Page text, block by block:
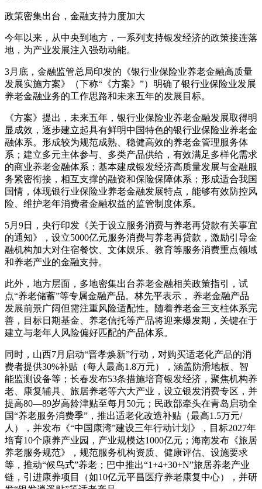
政策密集出台，金融支持力度加大
今年以来，从中央到地方，一系列支持银发经济的政策接连落
地，为产业发展注入强劲动能。
3月底，金融监管总局印发的《银行业保险业养老金融高质量
发展实施方案》（下称“《方案》”）明确了银行业保险业发展
养老金融业务的工作思路和未来五年的发展目标。
《方案》提出，未来五年，银行业保险业养老金融发展取得明
显成效，逐步建立起具有鲜明中国特色的银行业保险业养老金
融体系。形成较为规范成熟、稳健高效的养老金管理服务体
系；建立多元主体参与、多类产品供给，有效满足多样化需求
的商业养老金融体系；基本建成银发经济高质量发展与金融服
务紧密衔接，相互支撑的融资和保险保障体系；形成适合我国
国情，体现银行业保险业养老金融发展特点，能够有效防控风
险、维护老年消费者金融权益的监管制度体系。
5月9日，央行印发《关于设立服务消费与养老再贷款有关事宜
的通知》，设立5000亿元服务消费与养老再贷款，激励引导金
融机构加大对住宿餐饮、文体娱乐、教育等服务消费重点领域
和养老产业的金融支持。
此外，地方层面，多地密集出台养老金融相关政策指引，试
点“养老储蓄”等专属金融产品。林先平表示， 养老金融产品
发展前景广阔但需注重风险适配性。随着养老金三支柱体系完
善，目标日期基金、养老信托等产品将迎来爆发期，关键在于
建立与老年人风险偏好匹配的产品体系。
同时，山西7月启动“晋孝焕新”行动，对购买适老化产品的消
费者提供30%补贴（每人最高1.8万元），涵盖防滑地板、智
能监测设备等；长春发布53条措施培育银发经济，聚焦机构养
老、康复辅具、旅居养老等六大产业，设立银发消费专区，并
提高80—89岁高龄津贴至每月50元；民政部牵头在青岛启动全
国“养老服务消费季”，推出适老化改造补贴（最高1.5万元/
人），并发布《“中国康湾”建设三年行动计划》，目标2027年
培育10个康养产业园，产业规模达1000亿元；海南发布《旅居
养老服务规范》，规范服务机构资质、健康评估、设施要求
等，推动“候鸟式”养老；巴中推出“1+4+30+N”旅居养老产业
链，引进康养项目（如10亿元平昌医疗养老康复中心），并研